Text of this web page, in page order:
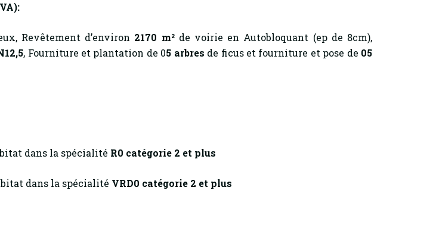
:
Revêtement d’environ 2170 m²de voirie en Autobloquant (ep de 8cm),
, Fourniture et plantation de 05 arbres de ficus et fourniture et pose de 05
dans la spécialité R0 catégorie 2 et plus
dans la spécialité VRD0 catégorie 2 et plus